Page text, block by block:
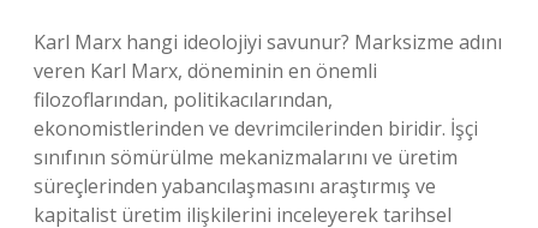
Karl Marx hangi ideolojiyi savunur? Marksizme adını
veren Karl Marx, döneminin en önemli
filozoflarından, politikacılarından,
ekonomistlerinden ve devrimcilerinden biridir. İşçi
sınıfının sömürülme mekanizmalarını ve üretim
süreçlerinden yabancılaşmasını araştırmış ve
kapitalist üretim ilişkilerini inceleyerek tarihsel